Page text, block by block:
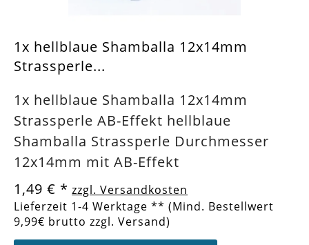
1x hellblaue Shamballa 12x14mm
Strassperle...
1x hellblaue Shamballa 12x14mm
Strassperle AB-Effekt hellblaue
Shamballa Strassperle Durchmesser
12x14mm mit AB-Effekt
1,49 € * zzgl. Versandkosten
Lieferzeit 1-4 Werktage ** (Mind. Bestellwert
9,99€ brutto zzgl. Versand)